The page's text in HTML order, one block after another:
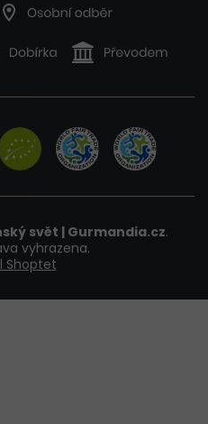
Shoptet
svět | Gurmandia.cz.
vyhrazena.